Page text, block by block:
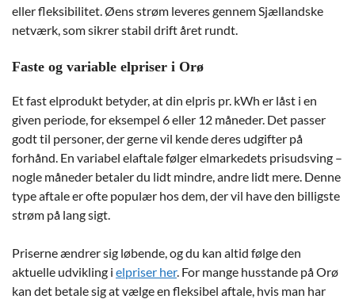
eller fleksibilitet. Øens strøm leveres gennem Sjællandske
netværk, som sikrer stabil drift året rundt.
Faste og variable elpriser i Orø
Et fast elprodukt betyder, at din elpris pr. kWh er låst i en
given periode, for eksempel 6 eller 12 måneder. Det passer
godt til personer, der gerne vil kende deres udgifter på
forhånd. En variabel elaftale følger elmarkedets prisudsving –
nogle måneder betaler du lidt mindre, andre lidt mere. Denne
type aftale er ofte populær hos dem, der vil have den billigste
strøm på lang sigt.
Priserne ændrer sig løbende, og du kan altid følge den
aktuelle udvikling i elpriser her. For mange husstande på Orø
kan det betale sig at vælge en fleksibel aftale, hvis man har